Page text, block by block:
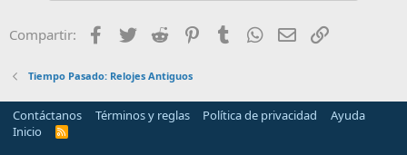
Compartir: Facebook
Twitter Reddit PinterestTumblrWhatsApp
Email
Tiempo Pasado: Relojes Antiguos
Contáctanos Términos y reglas Política de privacidad
Ayuda
Inicio
R